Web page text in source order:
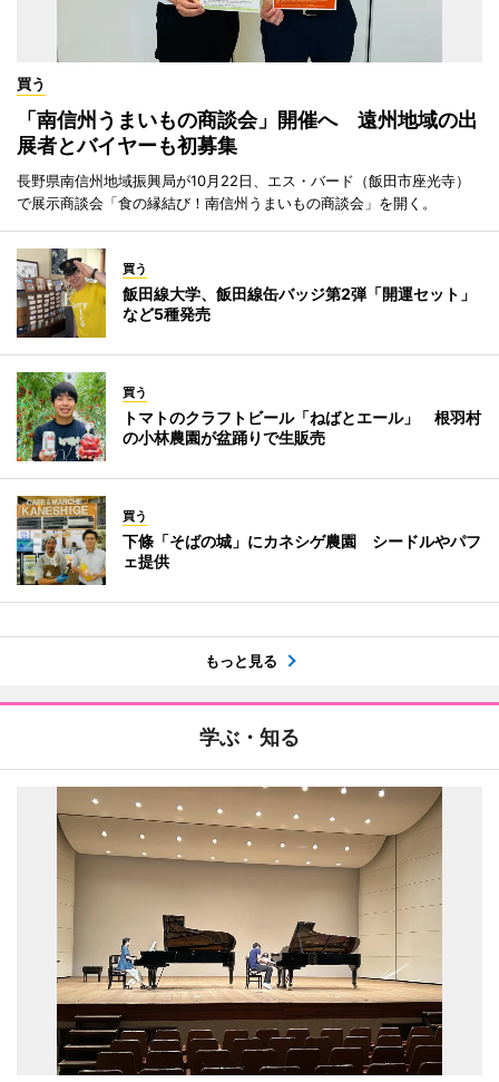
買う
「南信州うまいもの商談会」開催へ 遠州地域の出
展者とバイヤーも初募集
長野県南信州地域振興局が10月22日、エス・バード（飯田市座光寺）
で展示商談会「食の縁結び！南信州うまいもの商談会」を開く。
買う
飯田線大学、飯田線缶バッジ第2弾「開運セット」
など5種発売
買う
トマトのクラフトビール「ねばとエール」 根羽村
の小林農園が盆踊りで生販売
買う
下條「そばの城」にカネシゲ農園 シードルやパフ
ェ提供
もっと見る
学ぶ・知る